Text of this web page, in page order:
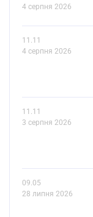
4 серпня 2026
11.11
4 серпня 2026
11.11
3 серпня 2026
09.05
28 липня 2026